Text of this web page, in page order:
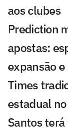
aos clubes
Prediction
apostas:
expansão
Times
estadual
Santos